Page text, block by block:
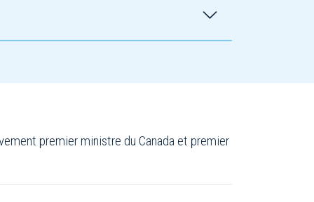
premier ministre du Canada et premier